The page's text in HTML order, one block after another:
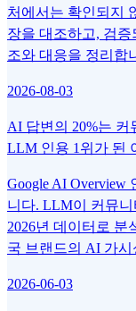
처에서는 확인되지
장을 대조하고, 검
조와 대응을 정리합
2026-08-03
AI 답변의 20%는 커
LLM 인용 1위가 된
Google AI Overview
니다. LLM이 커뮤니
2026년 데이터로 분
국 브랜드의 AI 가
2026-06-03